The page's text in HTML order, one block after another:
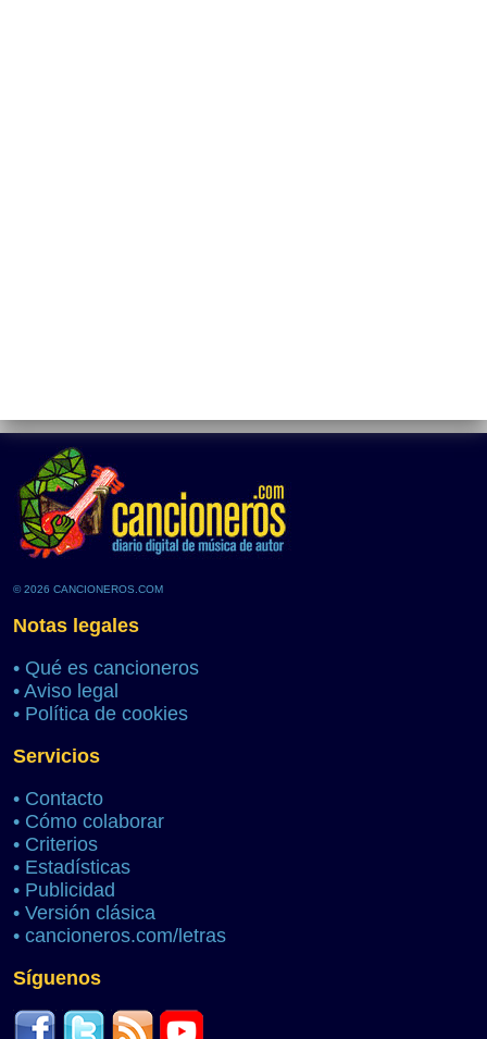
© 2026 CANCIONEROS.COM
Notas legales
• Qué es cancioneros
• Aviso legal
• Política de cookies
Servicios
• Contacto
• Cómo colaborar
• Criterios
• Estadísticas
• Publicidad
• Versión clásica
• cancioneros.com/letras
Síguenos